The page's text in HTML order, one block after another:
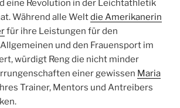
eine Revolution in der Leichtathletik
Während alle Weltdie Amerikanerin
für ihre Leistungen für den
und den Frauensport im
würdigt Reng die nicht minder
einer gewissen Maria
Trainer, Mentors und Antreibers